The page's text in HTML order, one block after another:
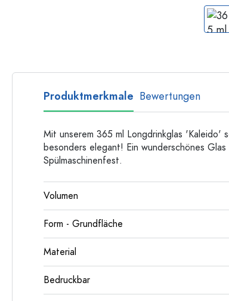
Flaschenland-Rezepthefte
Flaschen nach
Apothekerflaschen
Flaschen nach
Produktmerkmale Bewertungen
Mit unserem 365 ml Longdrinkglas 'Kaleido'
besonders elegant! Ein wunderschönes
Spülmaschinenfest.
Volumen
Form - Grundfläche
Material
Bedruckbar